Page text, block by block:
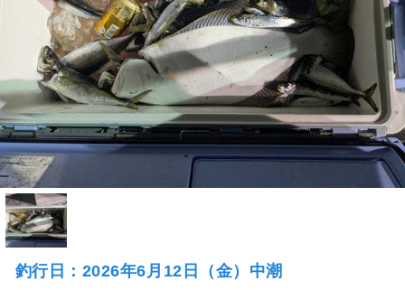
釣行日：2026年6月12日（金）中潮